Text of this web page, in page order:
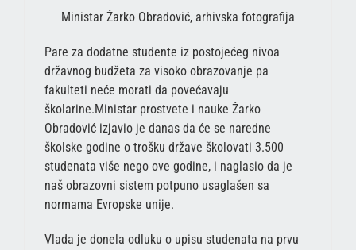
Ministar Žarko Obradović, arhivska fotografija
Pare za dodatne studente iz postojećeg nivoa
državnog budžeta za visoko obrazovanje pa
fakulteti neće morati da povećavaju
školarine.Ministar prostvete i nauke Žarko
Obradović izjavio je danas da će se naredne
školske godine o trošku države školovati 3.500
studenata više nego ove godine, i naglasio da je
naš obrazovni sistem potpuno usaglašen sa
normama Evropske unije.
Vlada je donela odluku o upisu studenata na prvu